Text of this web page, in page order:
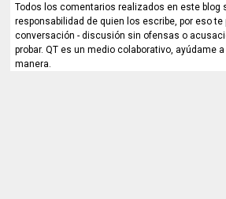
Todos los comentarios realizados en este blog
responsabilidad de quien los escribe, por eso
conversación - discusión sin ofensas o
probar. QT es un medio colaborativo, ayúdame
manera.